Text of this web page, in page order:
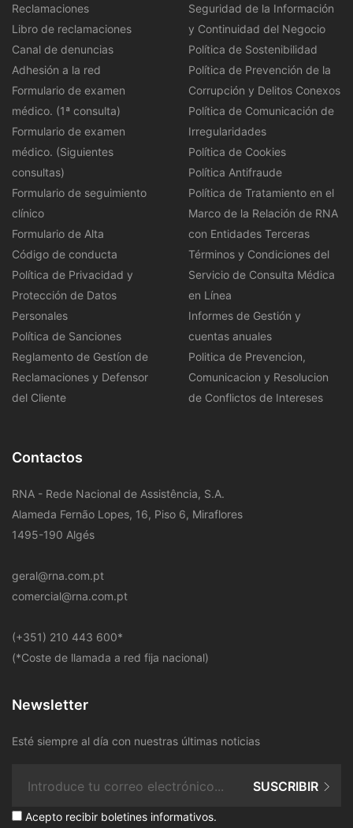
Reclamaciones
Libro de reclamaciones
Canal de denuncias
Adhesión a la red
Formulario de examen
médico. (1ª consulta)
Formulario de examen
médico. (Siguientes
consultas)
Formulario de seguimiento
clínico
Formulario de Alta
Código de conducta
Política de Privacidad y
Protección de Datos
Personales
Política de Sanciones
Reglamento de Gestíon de
Reclamaciones y Defensor
del Cliente
Seguridad de la Información
y Continuidad del Negocio
Política de Sostenibilidad
Política de Prevención de la
Corrupción y Delitos Conexos
Política de Comunicación de
Irregularidades
Política de Cookies
Política Antifraude
Política de Tratamiento en el
Marco de la Relación de RNA
con Entidades Terceras
Términos y Condiciones del
Servicio de Consulta Médica
en Línea
Informes de Gestión y
cuentas anuales
Politica de Prevencion,
Comunicacion y Resolucion
de Conflictos de Intereses
Contactos
RNA - Rede Nacional de Assistência, S.A.
Alameda Fernão Lopes, 16, Piso 6, Miraflores
1495-190 Algés
geral@rna.com.pt
comercial@rna.com.pt
​(+351) 210 443 600*
(*Coste de llamada a red fija nacional)
Newsletter
Esté siempre al día con nuestras últimas noticias
Acepto recibir boletines informativos.
SUSCRIBIR